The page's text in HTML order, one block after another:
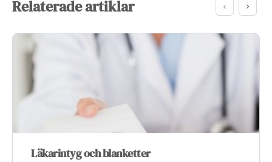
Relaterade artiklar
Läkarintyg och blanketter